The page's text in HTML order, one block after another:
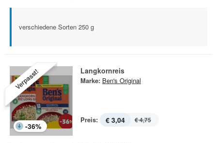
verschiedene Sorten 250 g
Verpasst!
-36%
Langkornreis
Marke: Ben's Original
Preis: € 3,04 € 4,75